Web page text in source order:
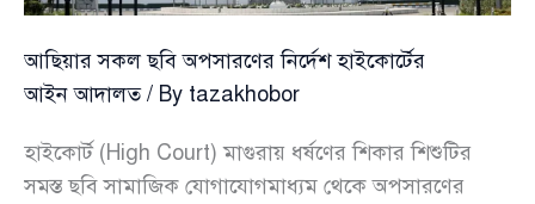
আছিয়ার সকল ছবি অপসারণের নির্দেশ হাইকোর্টের
আইন আদালত/ By tazakhobor
হাইকোর্ট (High Court) মাগুরায় ধর্ষণের শিকার শিশুটির
সমস্ত ছবি সামাজিক যোগাযোগমাধ্যম থেকে অপসারণের